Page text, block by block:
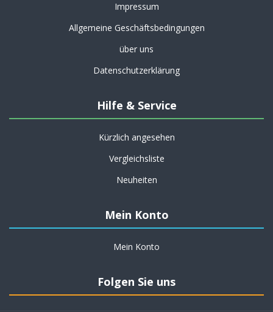
Impressum
Allgemeine Geschäftsbedingungen
über uns
Datenschutzerklärung
Hilfe & Service
Kürzlich angesehen
Vergleichsliste
Neuheiten
Mein Konto
Mein Konto
Folgen Sie uns